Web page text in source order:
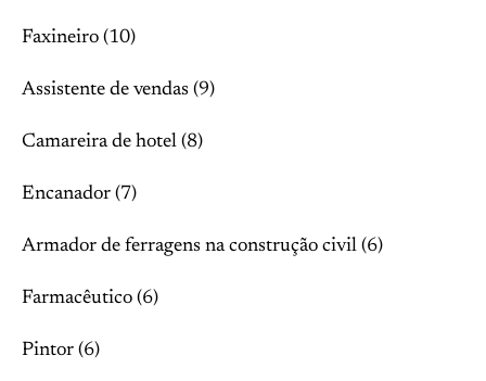
Faxineiro (10)
Assistente de vendas (9)
Camareira de hotel (8)
Encanador (7)
Armador de ferragens na construção civil (6)
Farmacêutico (6)
Pintor (6)